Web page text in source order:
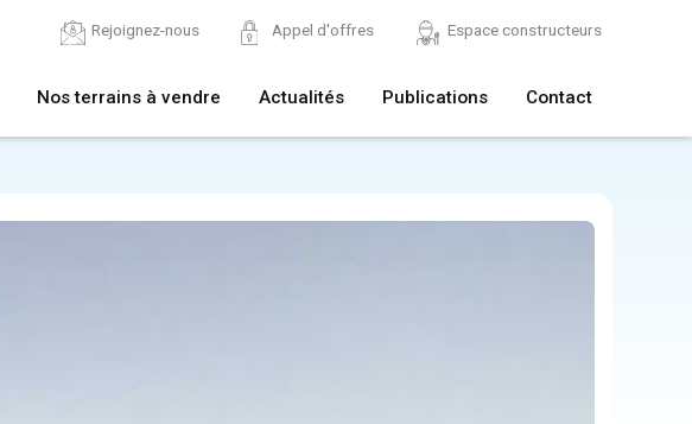
Rejoignez-nous Appel d'offres Espace constructeurs
Nos terrains à vendre Actualités Publications Contact